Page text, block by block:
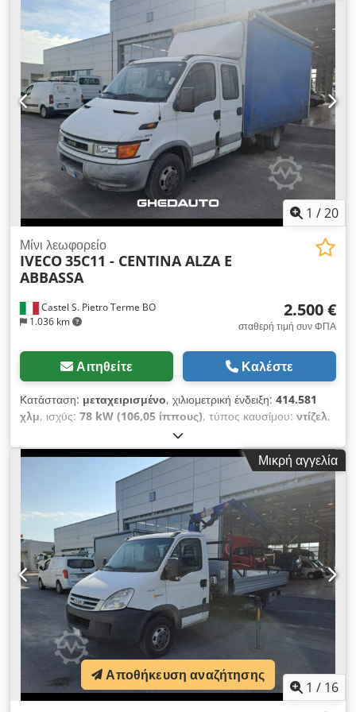
1 /20
Castel S. Pietro Terme BO
1.036 km
Μίνι λεωφορείο
IVECO35C11 - CENTINA ALZA E
ABBASSA
2.500 €
σταθερή τιμή συν ΦΠΑ
Αιτηθείτε Καλέστε
Κατάσταση: μεταχειρισμένο, χιλιομετρική ένδειξη: 414.581
χλμ, ισχύς: 78 kW (106,05 ίππους), τύπος καυσίμου: ντίζελ,
, μέγιστο βάρος φόρτωσης:
πρώτη ταξινόμηση:01/2003, κατηγορία εκπομπών:Euro 3,
Για πληροφορίες Crodpfx Afjzrz Iko Aof
Μικρή αγγελία
1 / 16
Αποθήκευση αναζήτησης